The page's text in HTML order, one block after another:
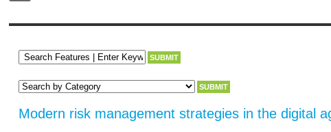
Modern risk management strategies in the digital